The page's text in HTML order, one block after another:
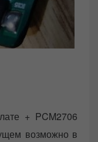
+ PCM2706
возможно в